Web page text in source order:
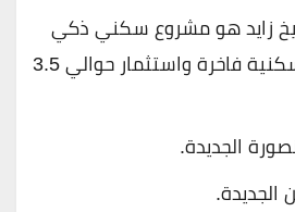
زايد هو مشروع سكني ذكي
يضم 493 وحدة سكنية فاخرة واستثمار حوالي 3.5
الجديدة.
الجديدة.